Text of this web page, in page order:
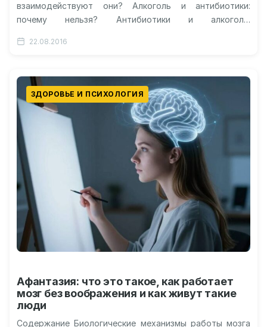
взаимодействуют они? Алкоголь и антибиотики:
почему нельзя? Антибиотики и алкоголь:
совмещать Когда можно пить алкоголь после…
22.08.2016
ЗДОРОВЬЕ И ПСИХОЛОГИЯ
Афантазия: что это такое, как работает
мозг без воображения и как живут такие
люди
Содержание Биологические механизмы работы мозга